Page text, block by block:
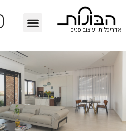
אדריכלות ועיצוב פנים